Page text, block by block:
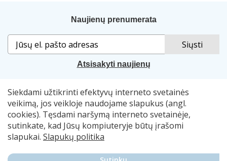
Siekdami užtikrinti efektyvų interneto svetainės
veikimą, jos veikloje naudojame slapukus (angl.
cookies). Tęsdami naršymą interneto svetainėje,
sutinkate, kad Jūsų kompiuteryje būtų įrašomi
slapukai. Slapukų politika
Naujienų prenumerata
Atsisakyti naujienų
Sprendimas: „Idamas“ . Naudojama „Smart Web“
sistema.
© 2007–2026 Lietuvos nacionalinė Martyno Mažvydo
biblioteka, el. p.skaitymometai@lnb.lt
Autorių teisės. Publikuojamų duomenų naudojimas